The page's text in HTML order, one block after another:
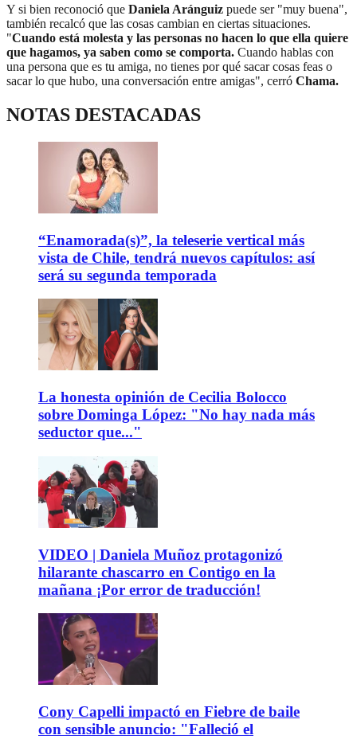
Y si bien reconoció que Daniela Aránguiz puede ser "muy buena",
también recalcó que las cosas cambian en ciertas situaciones.
"Cuando está molesta y las personas no hacen lo que ella quiere
que hagamos, ya saben como se comporta. Cuando hablas con
una persona que es tu amiga, no tienes por qué sacar cosas feas o
sacar lo que hubo, una conversación entre amigas", cerró Chama.
NOTAS DESTACADAS
“Enamorada(s)”, la teleserie vertical más
vista de Chile, tendrá nuevos capítulos: así
será su segunda temporada
La honesta opinión de Cecilia Bolocco
sobre Dominga López: "No hay nada más
seductor que..."
VIDEO | Daniela Muñoz protagonizó
hilarante chascarro en Contigo en la
mañana ¡Por error de traducción!
Cony Capelli impactó en Fiebre de baile
con sensible anuncio: "Falleció el